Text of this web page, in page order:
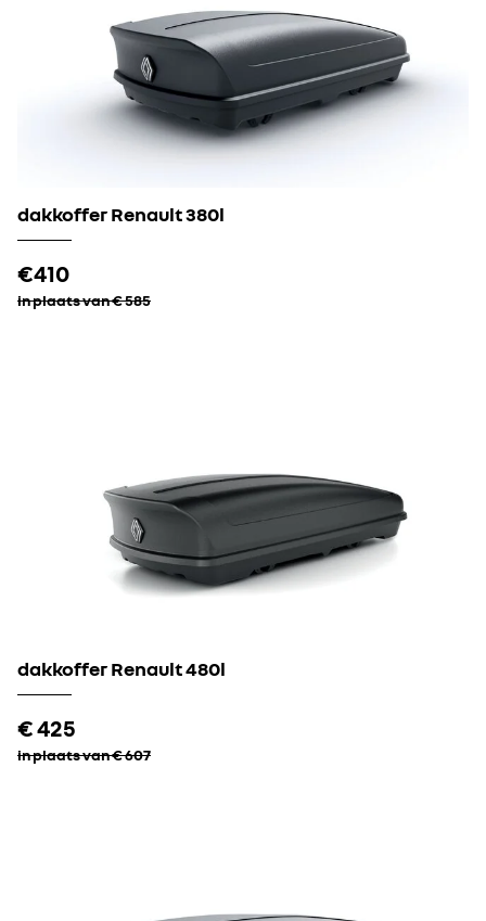
dakkoffer Renault 380l​
€410
in plaats van € 585
dakkoffer Renault 480l​
€ 425
in plaats van € 607